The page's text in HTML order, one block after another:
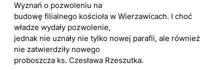
Wyznań o pozwoleniu na
budowę filialnego kościoła w Wierzawicach. I choć
władze wydały pozwolenie,
jednak nie uznały nie tylko nowej parafii, ale również
nie zatwierdziły nowego
proboszcza ks. Czesława Rzeszutka.